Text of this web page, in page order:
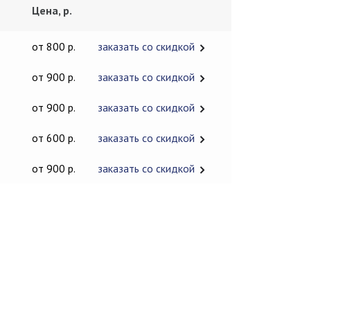
Цена, р.
от 800 р. заказать со скидкой
от 900 р. заказать со скидкой
от 900 р. заказать со скидкой
от 600 р. заказать со скидкой
от 900 р. заказать со скидкой